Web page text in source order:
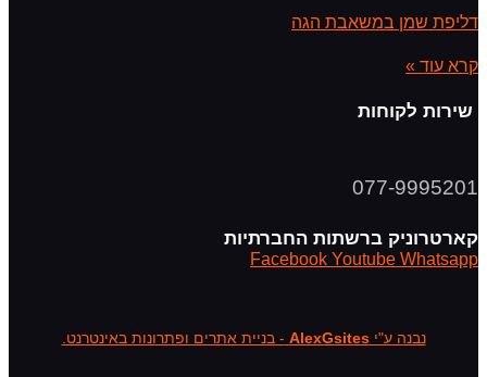
דליפת שמן במשאבת הגה
קרא עוד »
שירות לקוחות
077-9995201
קארטרוניק ברשתות החברתיות
Facebook Youtube Whatsapp
נבנה ע"יAlexGsites - בניית אתרים ופתרונות באינטרנט.